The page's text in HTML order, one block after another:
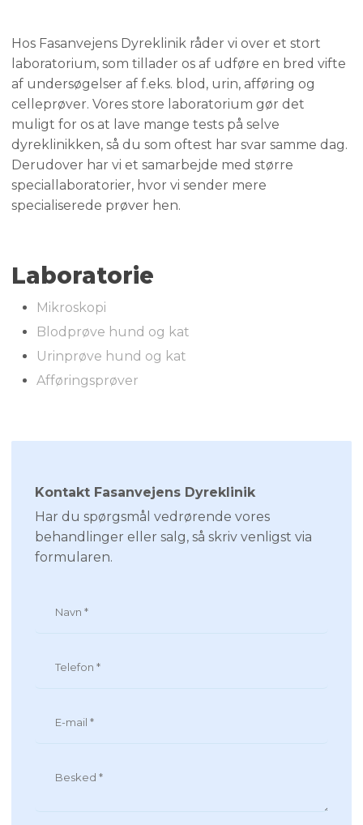
Hos Fasanvejens Dyreklinik råder vi over et stort
laboratorium, som tillader os af udføre en bred vifte
af undersøgelser af f.eks. blod, urin, afføring og
celleprøver. Vores store laboratorium gør det
muligt for os at lave mange tests på selve
dyreklinikken, så du som oftest har svar samme dag.
Derudover har vi et samarbejde med større
speciallaboratorier, hvor vi sender mere
specialiserede prøver hen.
Laboratorie
​Mikroskopi
Blodprøve hund og kat
​Urinprøve hund og kat
Afføringsprøver
Kontakt Fasanvejens Dyreklinik
Har du spørgsmål vedrørende vores
behandlinger eller salg, så skriv venligst via
formularen.​